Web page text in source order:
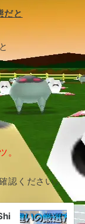
だと
。
認ください。